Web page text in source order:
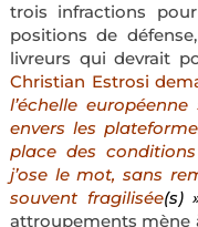
trois infractions
positions de
livreurs qui devrait
Christian Estrosi
l’échelle européenne
envers les
place des
j’ose le mot, sans
souvent fragilisée(s)
attroupements mène